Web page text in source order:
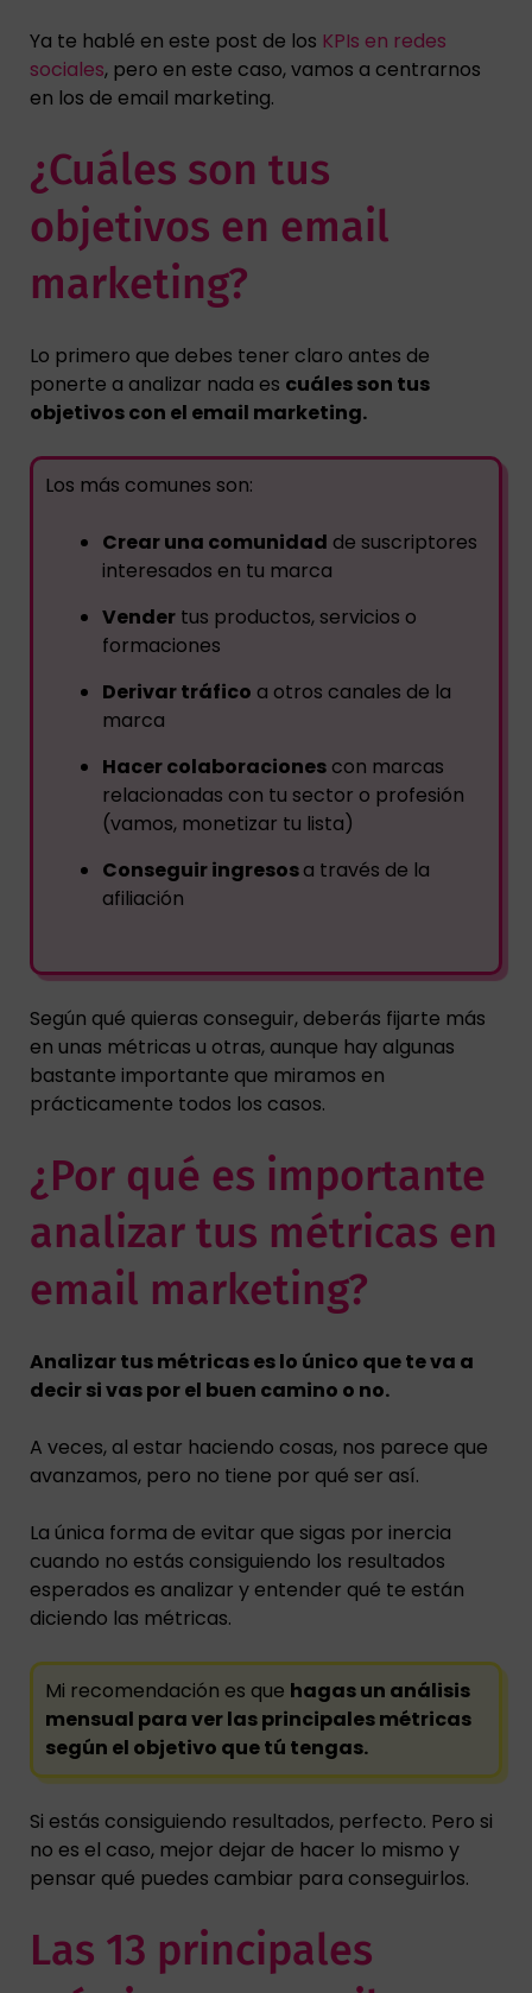
Ya te hablé en este post de los KPIs en redes
sociales, pero en este caso, vamos a centrarnos
en los de email marketing.
¿Cuáles son tus
objetivos en email
marketing?
Lo primero que debes tener claro antes de
ponerte a analizar nada es cuáles son tus
objetivos con el email marketing.
Los más comunes son:
Crear una comunidad de suscriptores
interesados en tu marca
Vender tus productos, servicios o
formaciones
Derivar tráfico a otros canales de la
marca
Hacer colaboraciones con marcas
relacionadas con tu sector o profesión
(vamos, monetizar tu lista)
Conseguir ingresosa través de la
afiliación
Según qué quieras conseguir, deberás fijarte más
en unas métricas u otras, aunque hay algunas
bastante importante que miramos en
prácticamente todos los casos.
¿Por qué es importante
analizar tus métricas en
email marketing?
Analizar tus métricas es lo único que te va a
decir si vas por el buen camino o no.
A veces, al estar haciendo cosas, nos parece que
avanzamos, pero no tiene por qué ser así.
La única forma de evitar que sigas por inercia
cuando no estás consiguiendo los resultados
esperados es analizar y entender qué te están
diciendo las métricas.
Mi recomendación es que hagas un análisis
mensual para ver las principales métricas
según el objetivo que tú tengas.
Si estás consiguiendo resultados, perfecto. Pero si
no es el caso, mejor dejar de hacer lo mismo y
pensar qué puedes cambiar para conseguirlos.
Las 13 principales